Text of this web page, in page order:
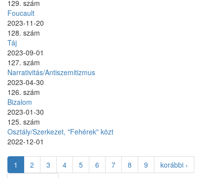
129. szám
Foucault
2023-11-20
128. szám
Táj
2023-09-01
127. szám
Narrativitás/Antiszemitizmus
2023-04-30
126. szám
Bizalom
2023-01-30
125. szám
Osztály/Szerkezet, "Fehérek" közt
2022-12-01
1 2 3 4 5 6 7 8 9
korábbi ›